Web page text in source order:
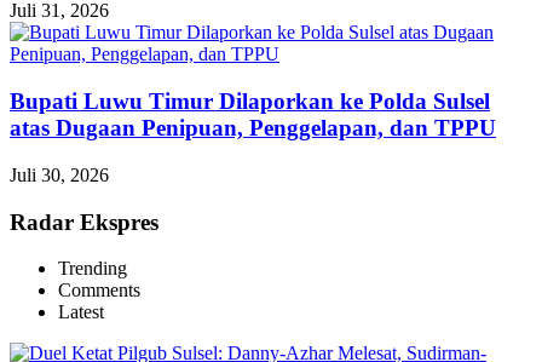
Juli 31, 2026
Bupati Luwu Timur Dilaporkan ke Polda Sulsel
atas Dugaan Penipuan, Penggelapan, dan TPPU
Juli 30, 2026
Radar Ekspres
Trending
Comments
Latest